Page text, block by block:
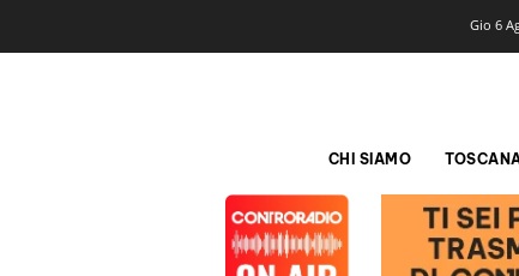
Gio 6
CHI SIAMO